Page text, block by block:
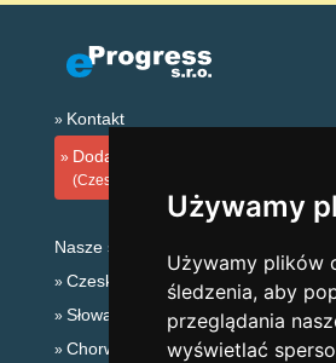
Używamy
Używamy plików
śledzenia, aby
przeglądania
wyświetlać
Kontakt
Dodaj zakwaterowanie
(Czeski)
Nasze serwery:
Czeskie Góry
Słowackie góry
Chorwacja